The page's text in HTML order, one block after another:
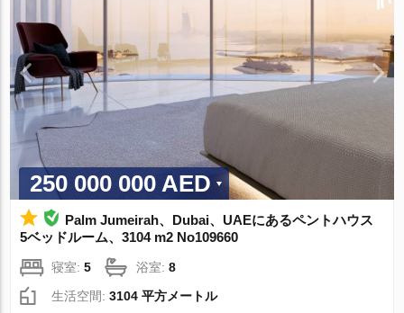
250 000 000 AED
Palm Jumeirah、Dubai、UAEにあるペントハウス
5ベッドルーム、3104 m2 No109660
寝室:5 浴室:8
生活空間:3104 平方メートル